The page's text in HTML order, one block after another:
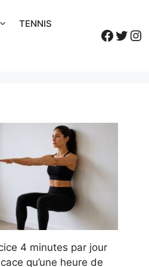
TENNIS
4 minutes par jour
qu’une heure de